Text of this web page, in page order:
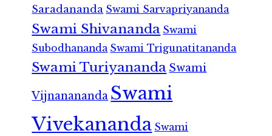
Saradananda Swami Sarvapriyananda
Swami Shivananda Swami
Subodhananda Swami Trigunatitananda
Swami Turiyananda Swami
Vijnanananda Swami
Vivekananda Swami